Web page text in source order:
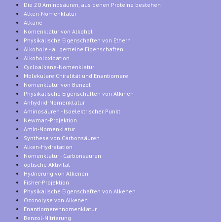
Die 20 Aminosäuren, aus denen Proteine bestehen
Alken-Nomenklatur
Alkane
Nomenklatur von Alkohol
Physikalische Eigenschaften von Ethern
Alkohole - allgemeine Eigenschaften
Alkoholoxidation
Cycloalkane-Nomenklatur
Molekulare Chiralität und Enantiomere
Nomenklatur von Benzol
Physikalische Eigenschaften von Alkinen
Anhydrid-Nomenklatur
Aminosäuren - Isoelektrischer Punkt
Newman-Projektion
Amin-Nomenklatur
Synthese von Carbonsäuren
Alken-Hydratation
Nomenklatur - Carbonsäuren
optische Aktivität
Hydrierung von Alkenen
Fisher-Projektion
Physikalische Eigenschaften von Alkenen
Ozonolyse von Alkenen
Enantiomerennomenklatur
Benzol-Nitrierung